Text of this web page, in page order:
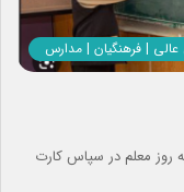
| فرهنگیان | مدارس
روز معلم در سپاس کارت